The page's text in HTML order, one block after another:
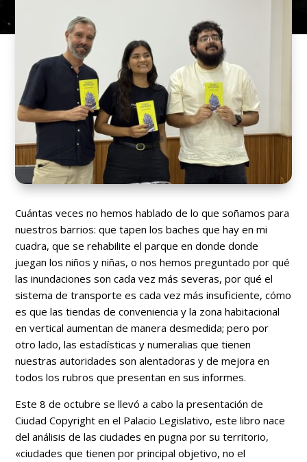
Cuántas veces no hemos hablado de lo que soñamos para
nuestros barrios: que tapen los baches que hay en mi
cuadra, que se rehabilite el parque en donde donde
juegan los niños y niñas, o nos hemos preguntado por qué
las inundaciones son cada vez más severas, por qué el
sistema de transporte es cada vez más insuficiente, cómo
es que las tiendas de conveniencia y la zona habitacional
en vertical aumentan de manera desmedida; pero por
otro lado, las estadísticas y numeralias que tienen
nuestras autoridades son alentadoras y de mejora en
todos los rubros que presentan en sus informes.
Este 8 de octubre se llevó a cabo la presentación de
Ciudad Copyright en el Palacio Legislativo, este libro nace
del análisis de las ciudades en pugna por su territorio,
«ciudades que tienen por principal objetivo, no el